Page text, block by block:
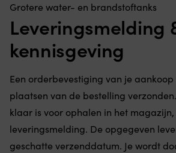
Grotere water- en brandstoftanks
Leveringsmelding
kennisgeving
Een orderbevestiging van je
plaatsen van de bestelling
klaar is voor ophalen in het magazijn,
leveringsmelding. De opgegeven
geschatte verzenddatum. Je wordt